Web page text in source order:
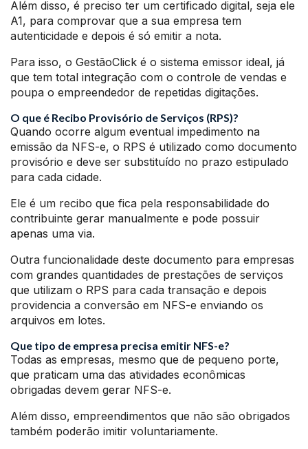
Além disso, é preciso ter um certificado digital, seja ele
A1, para comprovar que a sua empresa tem
autenticidade e depois é só emitir a nota.
Para isso, o GestãoClick é o sistema emissor ideal, já
que tem total integração com o controle de vendas e
poupa o empreendedor de repetidas digitações.
O que é Recibo Provisório de Serviços (RPS)?
Quando ocorre algum eventual impedimento na
emissão da NFS-e, o RPS é utilizado como documento
provisório e deve ser substituído no prazo estipulado
para cada cidade.
Ele é um recibo que fica pela responsabilidade do
contribuinte gerar manualmente e pode possuir
apenas uma via.
Outra funcionalidade deste documento para empresas
com grandes quantidades de prestações de serviços
que utilizam o RPS para cada transação e depois
providencia a conversão em NFS-e enviando os
arquivos em lotes.
Que tipo de empresa precisa emitir NFS-e?
Todas as empresas, mesmo que de pequeno porte,
que praticam uma das atividades econômicas
obrigadas devem gerar NFS-e.
Além disso, empreendimentos que não são obrigados
também poderão imitir voluntariamente.